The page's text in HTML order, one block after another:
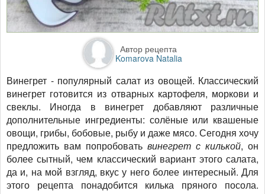
Автор рецепта
Komarova Natalia
Винегрет - популярный салат из овощей. Классический
винегрет готовится из отварных картофеля, моркови и
свеклы. Иногда в винегрет добавляют различные
дополнительные ингредиенты: солёные или квашеные
овощи, грибы, бобовые, рыбу и даже мясо. Сегодня хочу
предложить вам попробовать винегрет с килькой, он
более сытный, чем классический вариант этого салата,
да и, на мой взгляд, вкус у него более интересный. Для
этого рецепта понадобится килька пряного посола.